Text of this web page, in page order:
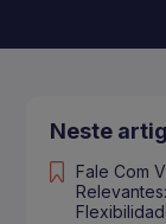
Neste
Fale Com